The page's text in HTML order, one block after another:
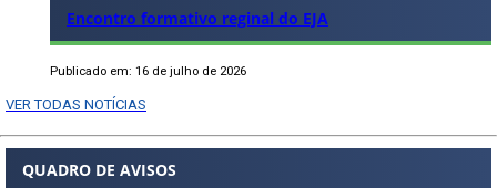
Encontro formativo reginal do EJA
Publicado em: 16 de julho de 2026
VER TODAS NOTÍCIAS
QUADRO DE AVISOS